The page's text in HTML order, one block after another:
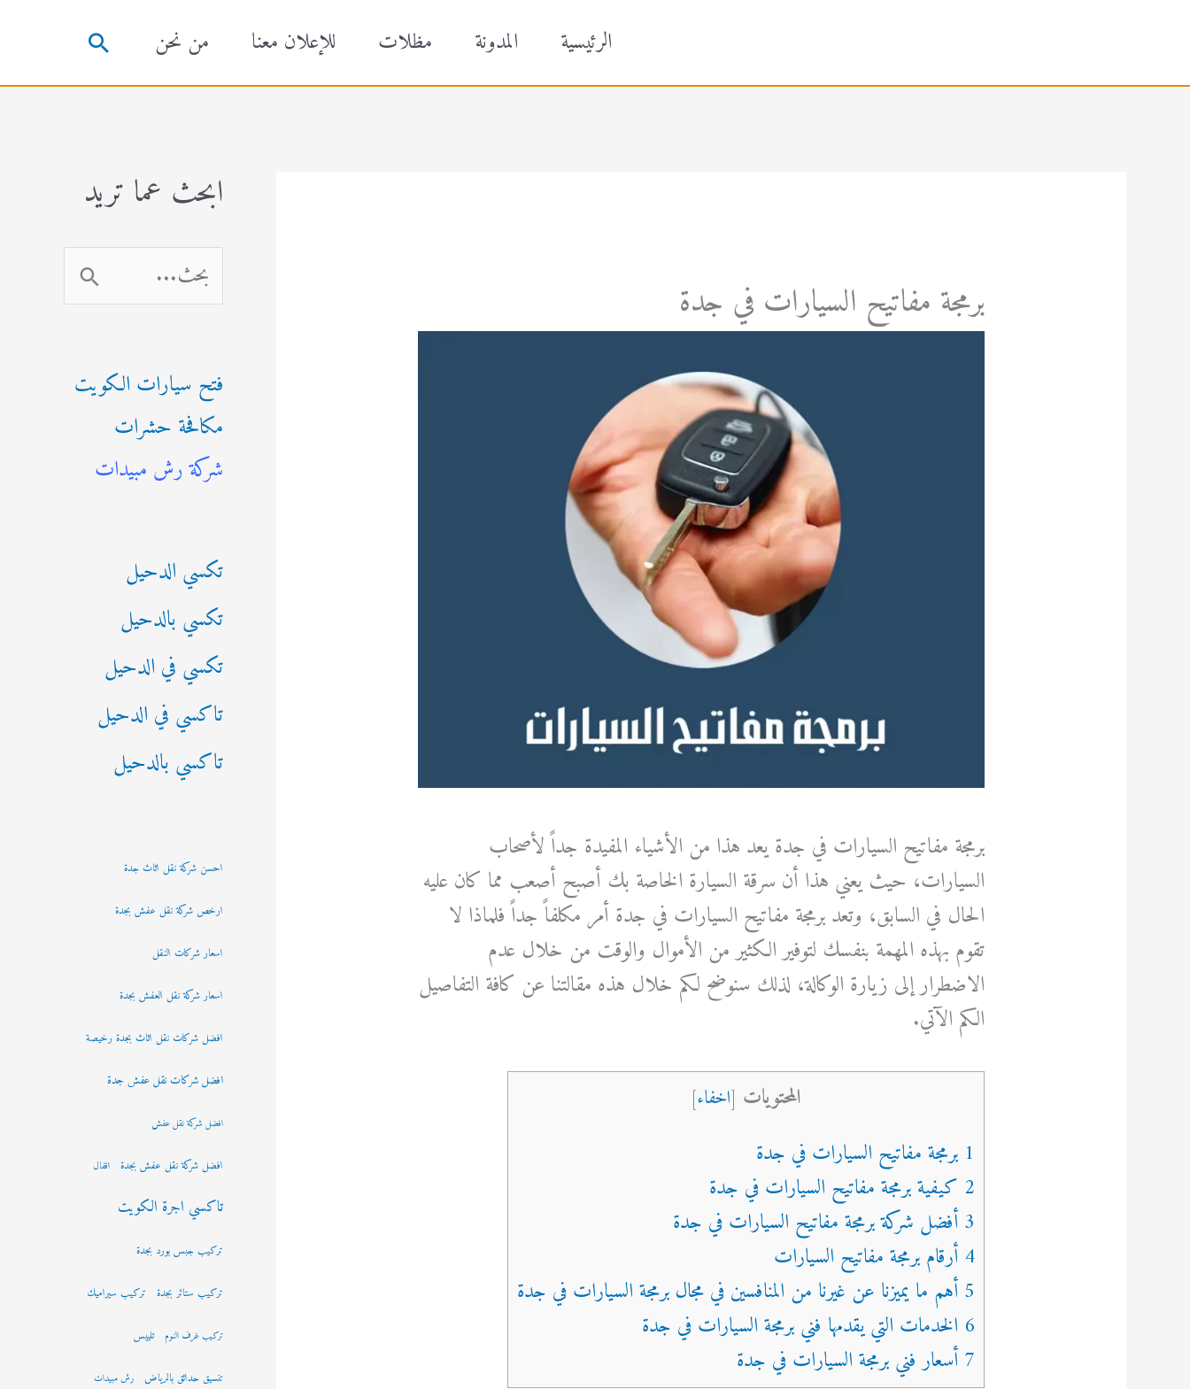
المحتوى
الرئيسية المدونة مظلات للإعلان معنا من نحن البحث
برمجة مفاتيح السيارات في جدة
برمجة مفاتيح السيارات في جدة يعد هذا من الأشياء المفيدة جداً لأصحاب
السيارات، حيث يعني هذا أن سرقة السيارة الخاصة بك أصبح أصعب مما كان عليه
الحال في السابق، وتعد برمجة مفاتيح السيارات في جدة أمر مكلفاً جداً فلماذا لا
تقوم بهذه المهمة بنفسك لتوفير الكثير من الأموال والوقت من خلال عدم
الاضطرار إلى زيارة الوكالة، لذلك سنوضح لكم خلال هذه مقالتنا عن كافة التفاصيل
الكم الآتي.
المحتويات [اخفاء]
1 برمجة مفاتيح السيارات في جدة
2 كيفية برمجة مفاتيح السيارات في جدة
3 أفضل شركة برمجة مفاتيح السيارات في جدة
4 أرقام برمجة مفاتيح السيارات
5 أهم ما يميزنا عن غيرنا من المنافسين في مجال برمجة السيارات في جدة
6 الخدمات التي يقدمها فني برمجة السيارات في جدة
7 أسعار فني برمجة السيارات في جدة
ابحث عما تريد
ل
ح
ث
ع
:
فتح سيارات الكويت
مكافحة حشرات
شركة رش مبيدات
تكسي الدحيل
تكسي بالدحيل
تكسي في الدحيل
تاكسي في الدحيل
تاكسي بالدحيل
احسن شركة نقل اثاث جدة
ارخص شركة نقل عفش بجدة
اسعار شركات النقل
اسعار شركة نقل العفش بجدة
افضل شركات نقل اثاث بجدة رخيصة
افضل شركات نقل عفش جدة
افضل شركة نقل عفش
افضل شركة نقل عفش بجدة اقفال
تاكسي اجرة الكويت
تركيب جبس بورد بجدة
تركيب ستائر بجدة تركيب سيراميك
تركيب غرف النوم تلييس
تنسيق حدائق بالرياض رش مبيدات